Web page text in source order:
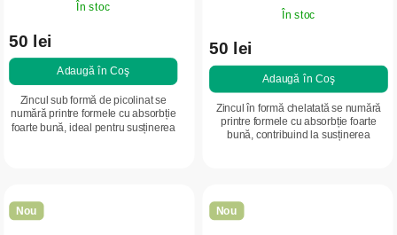
În stoc
50 lei
Adaugă în Coş
Zincul sub formă de picolinat se
numără printre formele cu absorbție
foarte bună, ideal pentru susținerea
În stoc
50 lei
Adaugă în Coş
Zincul în formă chelatată se numără
printre formele cu absorbție foarte
bună, contribuind la susținerea
Nou Nou